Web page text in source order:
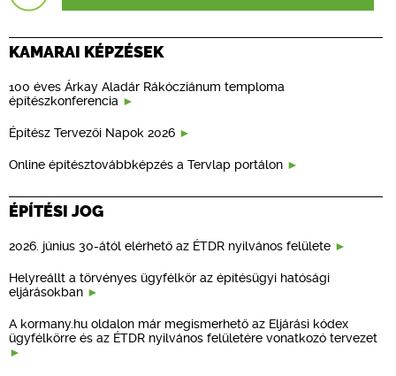
KAMARAI KÉPZÉSEK
100 éves Árkay Aladár Rákócziánum temploma
építészkonferencia
Építész Tervezői Napok 2026
Online építésztovábbképzés a Tervlap portálon
ÉPÍTÉSI JOG
2026. június 30-ától elérhető az ÉTDR nyilvános felülete
Helyreállt a törvényes ügyfélkör az építésügyi hatósági
eljárásokban
A kormany.hu oldalon már megismerhető az Eljárási kódex
ügyfélkörre és az ÉTDR nyilvános felületére vonatkozó tervezet